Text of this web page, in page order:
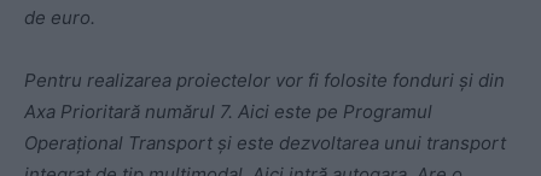
de euro.
Pentru realizarea proiectelor vor fi folosite fonduri și din
Axa Prioritară numărul 7. Aici este pe Programul
Operațional Transport și este dezvoltarea unui transport